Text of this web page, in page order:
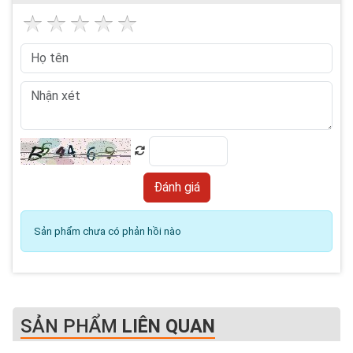
Sản phẩm chưa có phản hồi nào
SẢN PHẨM LIÊN QUAN